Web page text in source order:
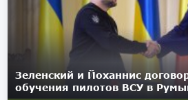
Зеленский и Йоханнис
обучения пилотов ВСУ в